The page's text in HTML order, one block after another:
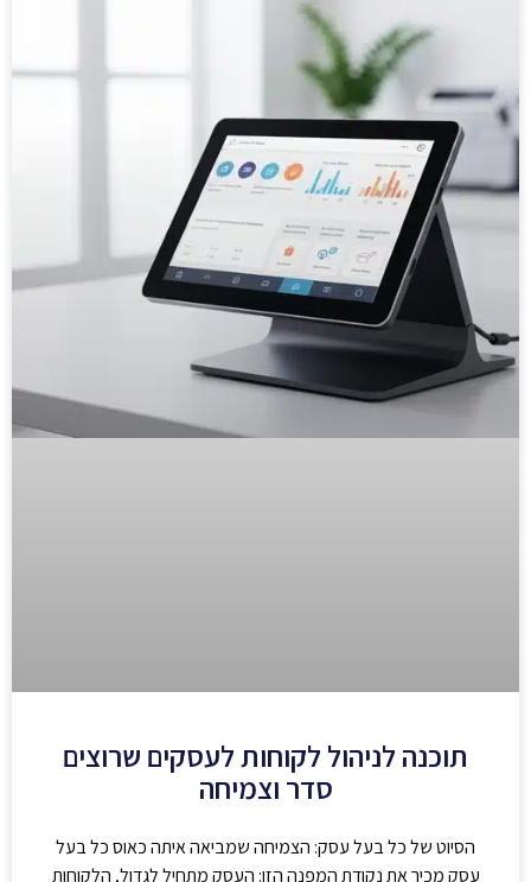
תוכנה לניהול לקוחות לעסקים שרוצים
סדר וצמיחה
הסיוט של כל בעל עסק: הצמיחה שמביאה איתה כאוס כל בעל
עסק מכיר את נקודת המפנה הזו: העסק מתחיל לגדול, הלקוחות